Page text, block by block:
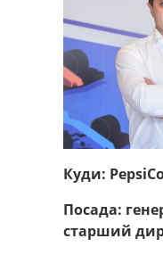
Куди:
Посада:
старший